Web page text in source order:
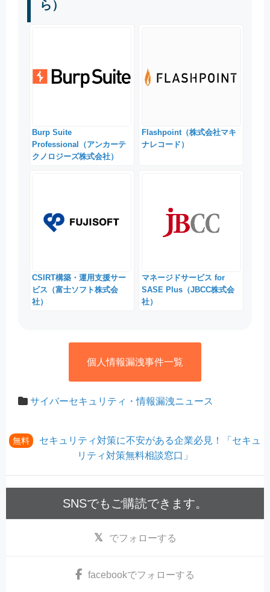
ら）
Burp Suite
Professional（アンカーテ
クノロジーズ株式会社）
Flashpoint（株式会社マキ
ナレコード）
CSIRT構築・運用支援サー
ビス（富士ソフト株式会
社）
マネージドサービス for
SASE Plus（JBCC株式会
社）
個人情報漏洩事件一覧
サイバーセキュリティ・情報漏洩ニュース
無料
セキュリティ対策に不安がある企業必見！「セキュ
リティ対策無料相談窓口」
SNSでもご購読できます。
でフォローする
facebookでフォローする